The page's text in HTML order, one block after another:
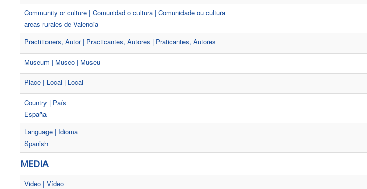
Community or culture | Comunidad o cultura | Comunidade ou cultura
areas rurales de Valencia
Practitioners, Autor | Practicantes, Autores | Praticantes, Autores
Museum | Museo | Museu
Place | Local | Local
Country | País
España
Language | Idioma
Spanish
MEDIA
Video | Vídeo